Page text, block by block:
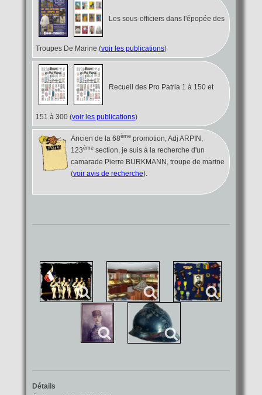
Les sous-officiers dans l'épopée des
Troupes De Marine (voir les publications)
Recueil des Pro Patria 1 à 150 et
151 à 300 (voir les publications)
Ancien de la 68èmepromotion, Adj ARPIN,
123émesection, je suis à la recherche d'un
camarade Pierre BURKMANN, troupe de marine
(voir avis de recherche).
Détails